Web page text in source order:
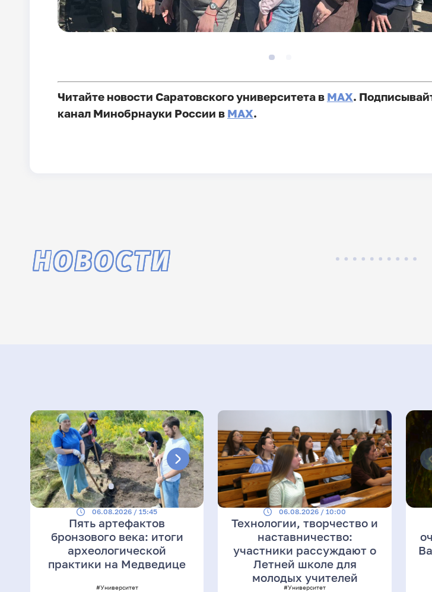
Читайте новости Саратовского университета в MAX.
канал Минобрнауки России в MAX.
НОВОСТИ
06.08.2026 / 15:45
Пять артефактов
бронзового века: итоги
археологической
практики на Медведице
#Университет
06.08.2026 / 10:00
Технологии, творчество и
наставничество:
участники рассуждают о
Летней школе для
молодых учителей
#Университет